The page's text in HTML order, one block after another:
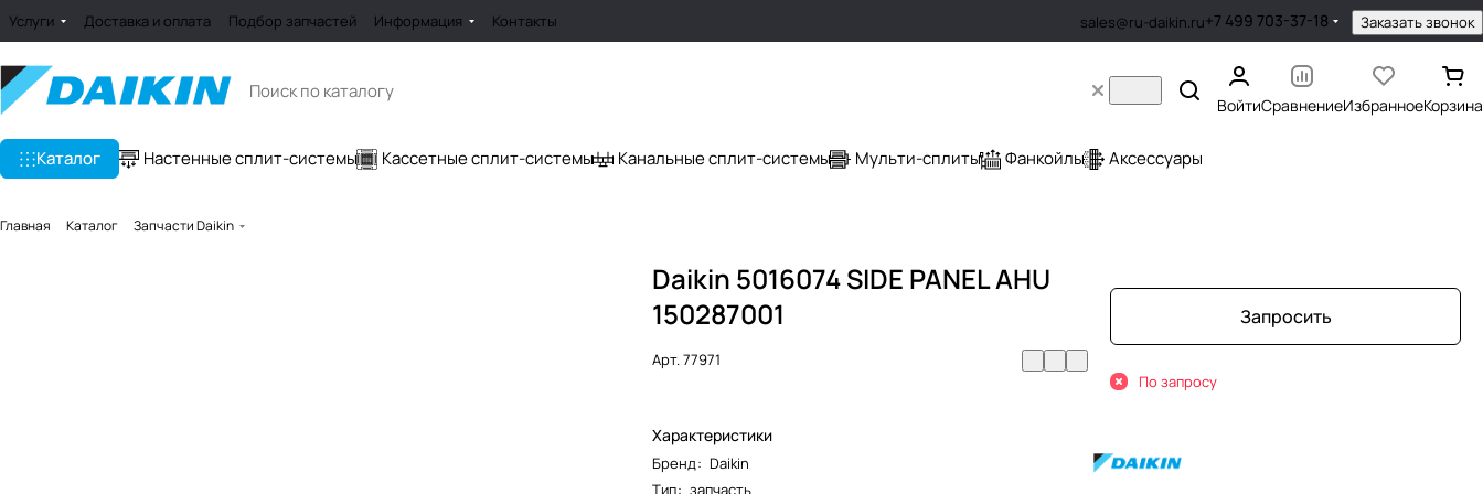
Услуги Доставка и оплата Подбор запчастей Информация Контакты sales@ru-daikin.ru+7 499 703-37-18 Заказать звонок
ВойтиСравнениеИзбранноеКорзина
Каталог Настенные сплит-системы Кассетные сплит-системы Канальные сплит-системы Мульти-сплиты Фанкойлы Аксессуары
Главная Каталог Запчасти Daikin
Daikin 5016074 SIDE PANEL AHU
150287001
Арт.77971
Характеристики
Бренд: Daikin
Тип: запчасть
Запросить
По запросу